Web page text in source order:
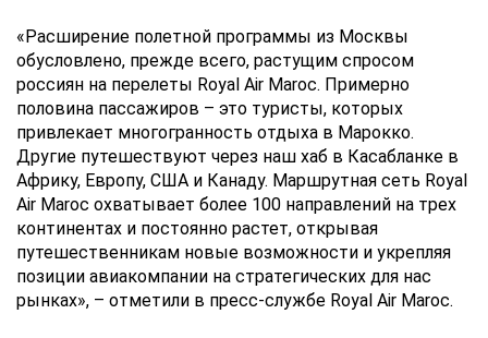
«Расширение полетной программы из Москвы
обусловлено, прежде всего, растущим спросом
россиян на перелеты Royal Air Maroc. Примерно
половина пассажиров – это туристы, которых
привлекает многогранность отдыха в Марокко.
Другие путешествуют через наш хаб в Касабланке в
Африку, Европу, США и Канаду. Маршрутная сеть Royal
Air Maroc охватывает более 100 направлений на трех
континентах и постоянно растет, открывая
путешественникам новые возможности и укрепляя
позиции авиакомпании на стратегических для нас
рынках», – отметили в пресс-службе Royal Air Maroc.